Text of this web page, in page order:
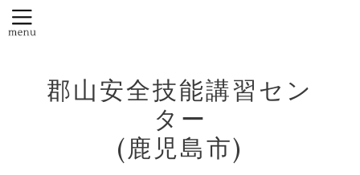
郡山安全技能講習セン
ター
(鹿児島市)